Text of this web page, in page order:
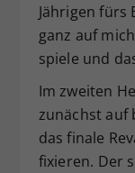
Jährigen fürs
ganz auf
spiele und
Im zweiten
zunächst auf
das finale
fixieren. Der